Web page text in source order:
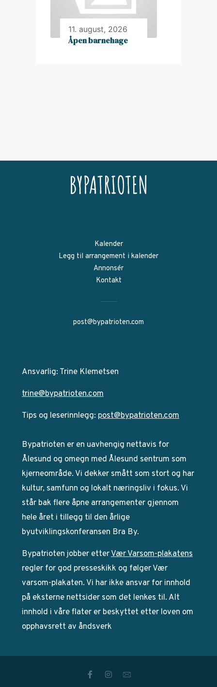
11. august, 2026
Åpen barnehage
Kalender
Legg til arrangement i kalender
Annonsér
Kontakt
post@bypatrioten.com
Ansvarlig: Trine Klemetsen
trine@bypatrioten.com
Tips og leserinnlegg: post@bypatrioten.com
Bypatrioten er en uavhengig nettavis for
Ålesund og omegn med Ålesund sentrum som
kjerneområde. Vi dekker smått som stort og har
kultur, samfunn og lokalt næringsliv i fokus. Vi
står bak flere åpne arrangementer gjennom
hele året i tillegg til den årlige
byutviklingskonferansen Bra By.
Bypatrioten jobber etterVær Varsom-plakatens
regler for god presseskikk og følger Vær
varsom-plakaten. Vi har ikke ansvar for innhold
på eksterne nettsider som det lenkes til. Alt
innhold i våre flater er beskyttet etter loven om
opphavsrett av åndsverk